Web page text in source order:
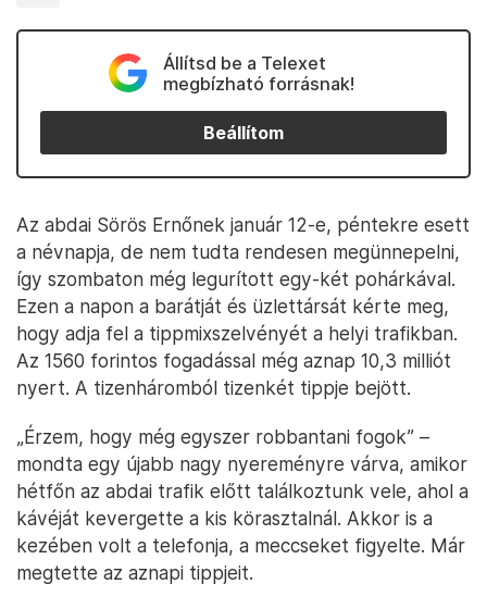
Állítsd be a Telexet
megbízható forrásnak!
Beállítom
Az abdai Sörös Ernőnek január 12-e, péntekre esett
a névnapja, de nem tudta rendesen megünnepelni,
így szombaton még legurított egy-két pohárkával.
Ezen a napon a barátját és üzlettársát kérte meg,
hogy adja fel a tippmixszelvényét a helyi trafikban.
Az 1560 forintos fogadással még aznap 10,3 milliót
nyert. A tizenháromból tizenkét tippje bejött.
„Érzem, hogy még egyszer robbantani fogok” –
mondta egy újabb nagy nyereményre várva, amikor
hétfőn az abdai trafik előtt találkoztunk vele, ahol a
kávéját kevergette a kis körasztalnál. Akkor is a
kezében volt a telefonja, a meccseket figyelte. Már
megtette az aznapi tippjeit.